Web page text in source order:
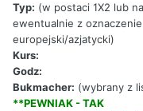
Typ: (w postaci 1X2 lub
ewentualnie z
europejski/azjatycki)
Kurs:
Godz:
Bukmacher: (wybrany z
**PEWNIAK - TAK